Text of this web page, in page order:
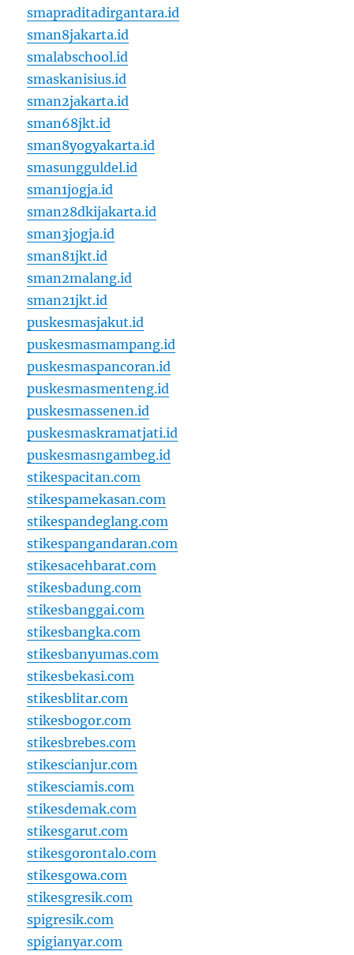
smapraditadirgantara.id
sman8jakarta.id
smalabschool.id
smaskanisius.id
sman2jakarta.id
sman68jkt.id
sman8yogyakarta.id
smasungguldel.id
sman1jogja.id
sman28dkijakarta.id
sman3jogja.id
sman81jkt.id
sman2malang.id
sman21jkt.id
puskesmasjakut.id
puskesmasmampang.id
puskesmaspancoran.id
puskesmasmenteng.id
puskesmassenen.id
puskesmaskramatjati.id
puskesmasngambeg.id
stikespacitan.com
stikespamekasan.com
stikespandeglang.com
stikespangandaran.com
stikesacehbarat.com
stikesbadung.com
stikesbanggai.com
stikesbangka.com
stikesbanyumas.com
stikesbekasi.com
stikesblitar.com
stikesbogor.com
stikesbrebes.com
stikescianjur.com
stikesciamis.com
stikesdemak.com
stikesgarut.com
stikesgorontalo.com
stikesgowa.com
stikesgresik.com
spigresik.com
spigianyar.com